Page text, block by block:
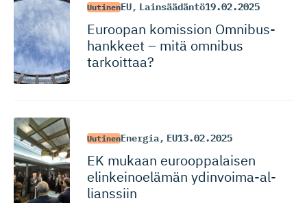
UutinenEU, Lainsäädäntö19.02.2025
Euroopan komission Omnibus-
hankkeet – mitä omnibus
tarkoittaa?
UutinenEnergia, EU13.02.2025
EK mukaan eurooppalaisen
elinkeinoelämän ydinvoima-al­
lianssiin